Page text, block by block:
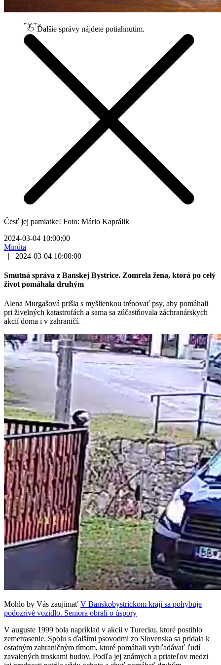
Ďalšie správy nájdete potiahnutím.
Česť jej pamiatke! Foto: Mário Kaprálik
2024-03-04 10:00:00
Minúta
|
2024-03-04 10:00:00
Smutná správa z Banskej Bystrice. Zomrela žena, ktorá po celý
život pomáhala druhým
Alena Murgašová prišla s myšlienkou trénovať psy, aby pomáhali
pri živelných katastrofách a sama sa zúčastňovala záchranárskych
akcií doma i v zahraničí.
Mohlo by Vás zaujímať V Banskobystrickom kraji sa pohybuje
podozrivé vozidlo. Seniora obrali o úspory
V auguste 1999 bola napríklad v akcii v Turecku, ktoré postihlo
zemetrasenie. Spolu s ďalšími psovodmi zo Slovenska sa pridala k
ostatným zahraničným tímom, ktoré pomáhali vyhľadávať ľudí
zavalených troskami budov. Podľa jej známych a priateľov medzi